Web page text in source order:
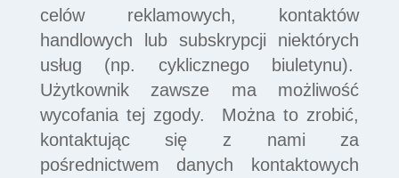
celów reklamowych, kontaktów
handlowych lub subskrypcji niektórych
usług (np. cyklicznego biuletynu).
Użytkownik zawsze ma możliwość
wycofania tej zgody. Można to zrobić,
kontaktując się z nami za
pośrednictwem danych kontaktowych